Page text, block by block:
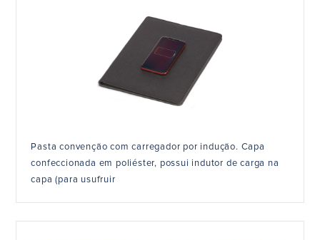
Pasta convenção com carregador por indução. Capa
confeccionada em poliéster, possui indutor de carga na
capa (para usufruir